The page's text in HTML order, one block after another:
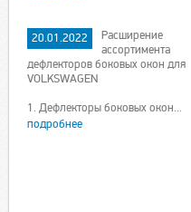
20.01.2022
Расширение
ассортимента
дефлекторов боковых окон для
VOLKSWAGEN
1. Дефлекторы боковых окон...
подробнее